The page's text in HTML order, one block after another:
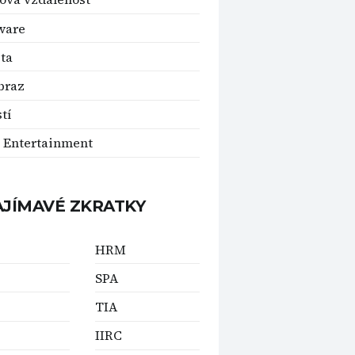
Entertainment
ZKRATKY
HRM
SPA
TIA
IIRC